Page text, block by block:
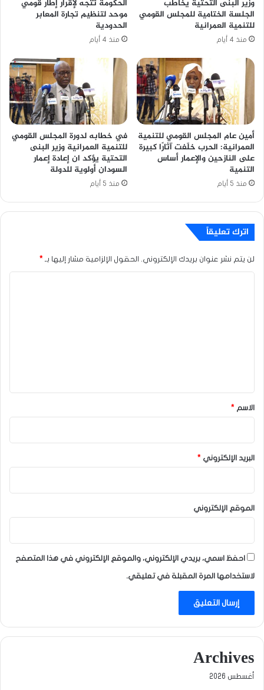
وزير البنى التحتية يخاطب
الجلسة الختامية للمجلس القومي
للتنمية العمرانية
منذ 4 أيام
الحكومة تتجه لإقرار إطار قومي
موحد لتنظيم تجارة المعابر
الحدودية
منذ 4 أيام
أمين عام المجلس القومي للتنمية
العمرانية: الحرب خلّفت آثارًا كبيرة
على النازحين والإعمار أساس
التنمية
منذ 5 أيام
في خطابه لدورة المجلس القومي
للتنمية العمرانية وزير البنى
التحتية يؤكد ان إعادة إعمار
السودان أولوية للدولة
منذ 5 أيام
اترك تعليقاً
لن يتم نشر عنوان بريدك الإلكتروني. الحقول الإلزامية مشار إليها بـ *
*
الاسم *
البريد الإلكتروني *
الموقع الإلكتروني
احفظ اسمي، بريدي الإلكتروني، والموقع الإلكتروني في هذا المتصفح
لاستخدامها المرة المقبلة في تعليقي.
Archives
أغسطس 2026